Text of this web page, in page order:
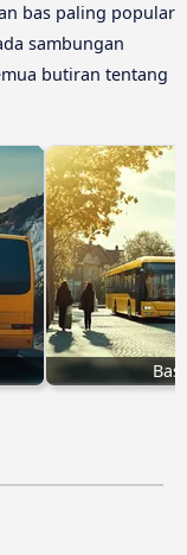
bas paling popular
sambungan
butiran tentang
Bas